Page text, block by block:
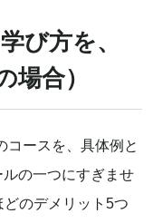
び方を、
場合）
コースを、具体例と
の一つにすぎませ
のデメリット5つ